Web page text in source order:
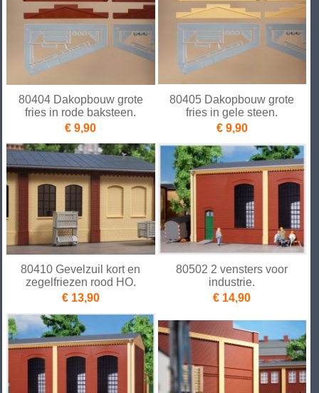
80404 Dakopbouw grote
fries in rode baksteen.
€ 9,90
80405 Dakopbouw grote
fries in gele steen.
€ 9,90
80410 Gevelzuil kort en
zegelfriezen rood HO.
€ 13,90
80502 2 vensters voor
industrie.
€ 14,90